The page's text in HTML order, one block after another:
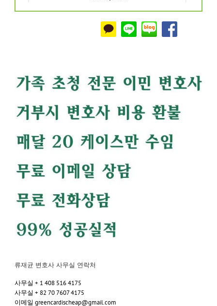
류재균 변호사 사무실 연락처
사무실 + 1 408 516 4175
사무실 + 82 70 7607 4175
이메일 greencardischeap@gmail.com